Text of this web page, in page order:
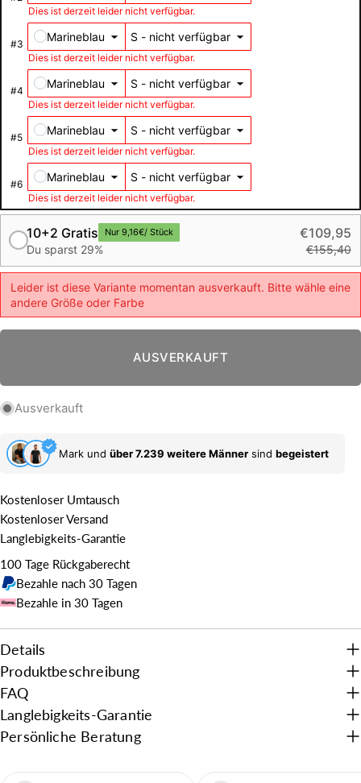
Dies ist derzeit leider nicht verfügbar.
#3
Marineblau
Dies ist derzeit leider nicht verfügbar.
#4
Marineblau
Dies ist derzeit leider nicht verfügbar.
#5
Marineblau
Dies ist derzeit leider nicht verfügbar.
#6
Marineblau
Dies ist derzeit leider nicht verfügbar.
10+2 Gratis Nur 9,16€/ Stück
Du sparst 29%
€109,95
€155,40
Leider ist diese Variante momentan ausverkauft. Bitte wähle eine
andere Größe oder Farbe
AUSVERKAUFT
Ausverkauft
Mark und über 7.239 weitere Männer sind begeistert
Kostenloser Umtausch
Kostenloser Versand
Langlebigkeits-Garantie
100 Tage Rückgaberecht
Bezahle nach 30 Tagen
Bezahle in 30 Tagen
Details
Produktbeschreibung
FAQ
Langlebigkeits-Garantie
Persönliche Beratung